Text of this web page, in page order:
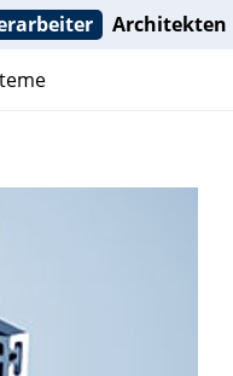
Architekten